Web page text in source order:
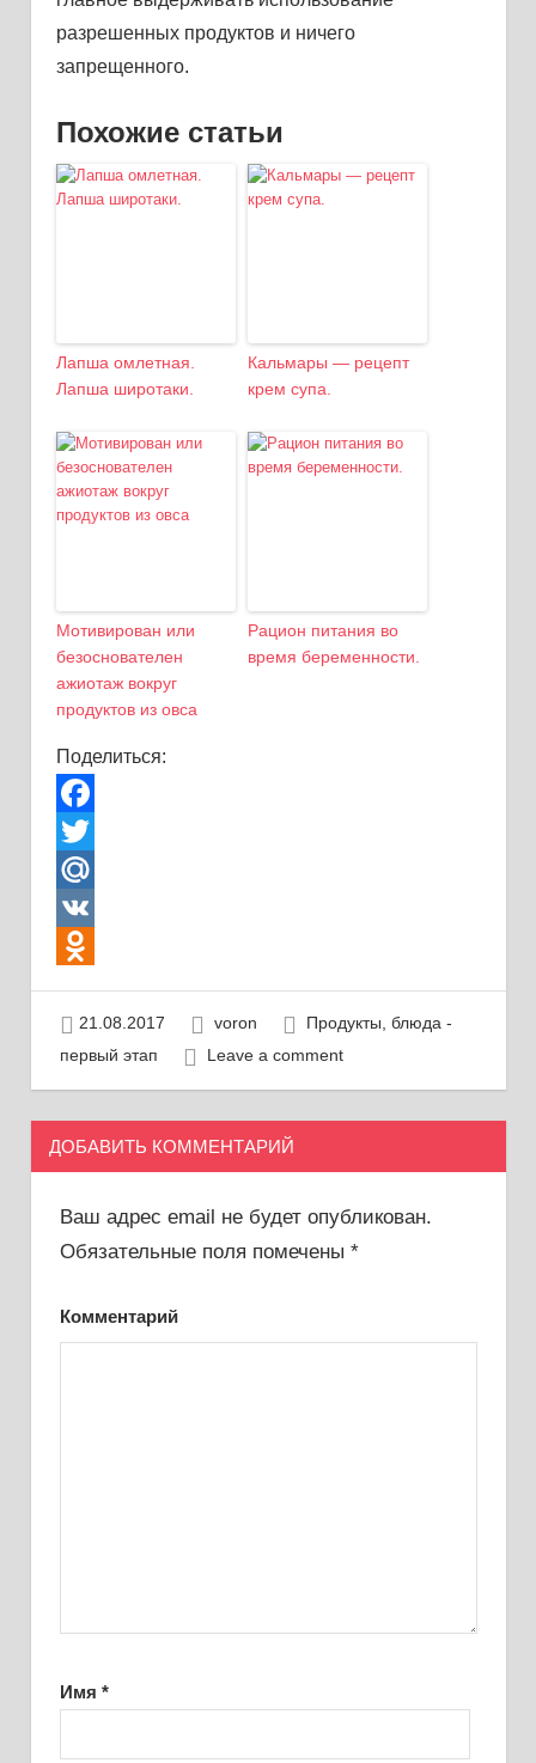
разрешенных продуктов и ничего
запрещенного.
Похожие статьи
Лапша омлетная.
Лапша широтаки.
Кальмары — рецепт
крем супа.
Мотивирован или
безоснователен
ажиотаж вокруг
продуктов из овса
Рацион питания во
время беременности.
Поделиться:
Facebook
Twitter
Mail.Ru
VK
21.08.2017 voron
Продукты, блюда -
первый этап
Leave a comment
ДОБАВИТЬ КОММЕНТАРИЙ
Ваш адрес email не будет опубликован.
Обязательные поля помечены *
Комментарий
Имя *